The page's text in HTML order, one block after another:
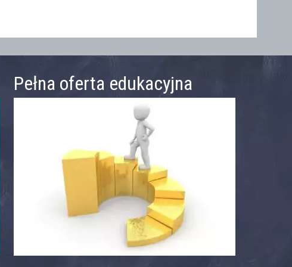
Pełna oferta edukacyjna